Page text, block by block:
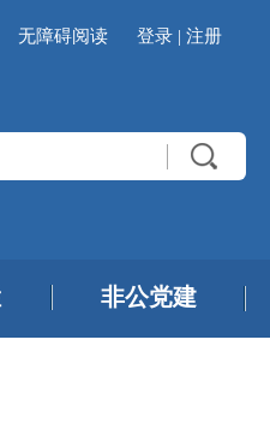
无障碍阅读 登录 | 注册
非公党建